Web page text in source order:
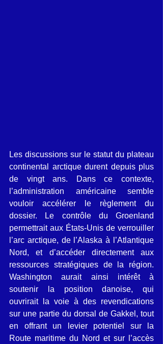
Les discussions sur le statut du plateau
continental arctique durent depuis plus
de vingt ans. Dans ce contexte,
l’administration américaine semble
vouloir accélérer le règlement du
dossier. Le contrôle du Groenland
permettrait aux États-Unis de verrouiller
l’arc arctique, de l’Alaska à l’Atlantique
Nord, et d’accéder directement aux
ressources stratégiques de la région.
Washington aurait ainsi intérêt à
soutenir la position danoise, qui
ouvrirait la voie à des revendications
sur une partie du dorsal de Gakkel, tout
en offrant un levier potentiel sur la
Route maritime du Nord et sur l’accès